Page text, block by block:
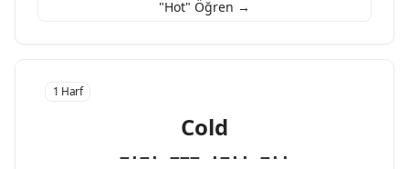
"Hot" Öğren →
1 Harf
Cold
−·−· −−− ·−·· −··